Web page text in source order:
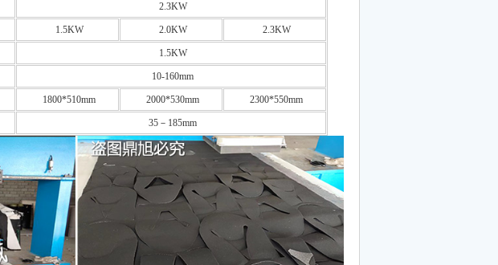
2.3KW
1.5KW 2.0KW 2.3KW
1.5KW
10-160mm
1800*510mm 2000*530mm 2300*550mm
35－185mm